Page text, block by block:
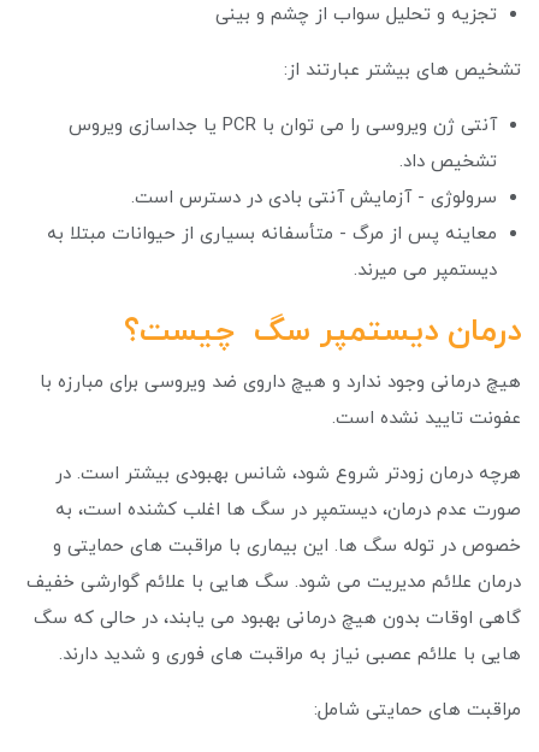
تجزیه و تحلیل سواب از چشم و بینی
تشخیص های بیشتر عبارتند از:
آنتی ژن ویروسی را می توان با PCR یا جداسازی ویروس
تشخیص داد.
سرولوژی - آزمایش آنتی بادی در دسترس است.
معاینه پس از مرگ - متأسفانه بسیاری از حیوانات مبتلا به
دیستمپر می میرند.
درمان دیستمپر سگ چیست؟
هیچ درمانی وجود ندارد و هیچ داروی ضد ویروسی برای مبارزه با
عفونت تایید نشده است.
هرچه درمان زودتر شروع شود، شانس بهبودی بیشتر است. در
صورت عدم درمان، دیستمپر در سگ ها اغلب کشنده است، به
خصوص در توله سگ ها. این بیماری با مراقبت های حمایتی و
درمان علائم مدیریت می شود. سگ هایی با علائم گوارشی خفیف
گاهی اوقات بدون هیچ درمانی بهبود می یابند، در حالی که سگ
هایی با علائم عصبی نیاز به مراقبت های فوری و شدید دارند.
مراقبت های حمایتی شامل: